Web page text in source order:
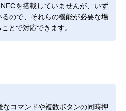
を搭載していませんが、いず
ので、それらの機能が必要な場
とで対応できます。
なコマンドや複数ボタンの同時押